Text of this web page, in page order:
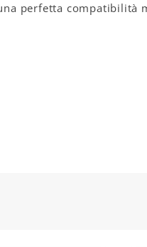
perfetta compatibilità